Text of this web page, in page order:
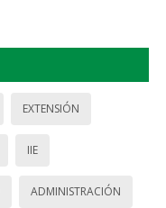
EXTENSIÓN
IIE
ADMINISTRACIÓN